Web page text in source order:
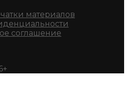
материалов
соглашение